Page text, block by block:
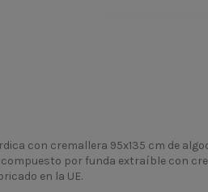
con cremallera 95x135 cm de
compuesto por funda extraíble con
en la UE.